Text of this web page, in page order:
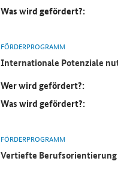
Was wird gefördert?:
FÖRDERPROGRAMM
Internationale Potenziale
Wer wird gefördert?:
Was wird gefördert?:
FÖRDERPROGRAMM
Vertiefte Berufsorientierung